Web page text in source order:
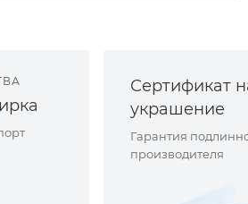
Сертификат
украшение
Гарантия
производителя